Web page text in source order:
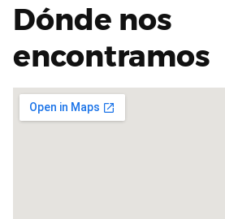
Dónde nos
encontramos